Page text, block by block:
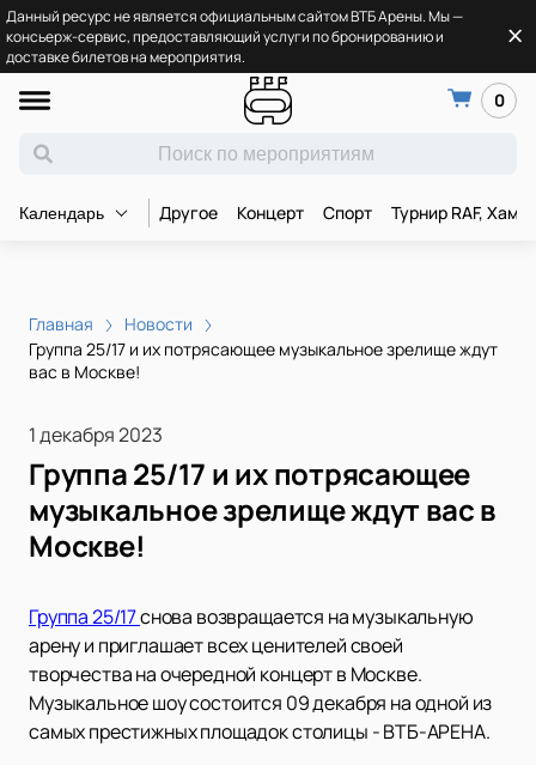
Данный ресурс не является официальным сайтом ВТБ Арены. Мы —
консьерж-сервис, предоставляющий услуги по бронированию и
доставке билетов на мероприятия.
0
Календарь Другое Концерт Спорт Турнир RAF,
Главная
Новости
Группа 25/17 и их потрясающее музыкальное зрелище ждут
вас в Москве!
1 декабря 2023
Группа 25/17 и их потрясающее
музыкальное зрелище ждут вас в
Москве!
Группа 25/17снова возвращается на музыкальную
арену и приглашает всех ценителей своей
творчества на очередной концерт в Москве.
Музыкальное шоу состоится 09 декабря на одной из
самых престижных площадок столицы - ВТБ-АРЕНА.